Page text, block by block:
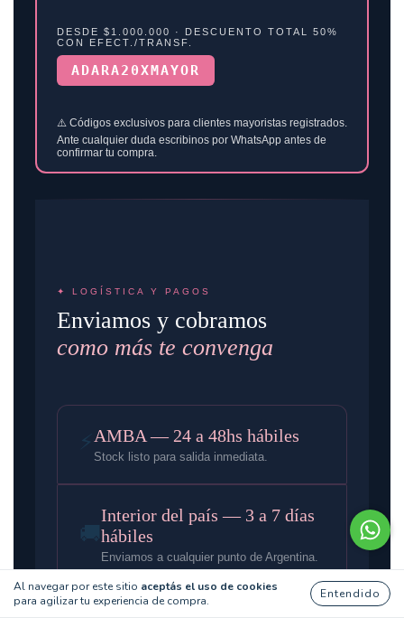
Al navegar por este sitio aceptás el uso de cookies
para agilizar tu experiencia de compra.
Entendido
DESDE $1.000.000 · DESCUENTO TOTAL 50%
CON EFECT./TRANSF.
ADARA20XMAYOR
⚠️ Códigos exclusivos para clientes mayoristas registrados.
Ante cualquier duda escribinos por WhatsApp antes de
confirmar tu compra.
✦ LOGÍSTICA Y PAGOS
Enviamos y cobramos
como más te convenga
⚡ AMBA — 24 a 48hs hábiles
Stock listo para salida inmediata.
🚚
Interior del país — 3 a 7 días
hábiles
Enviamos a cualquier punto de Argentina.